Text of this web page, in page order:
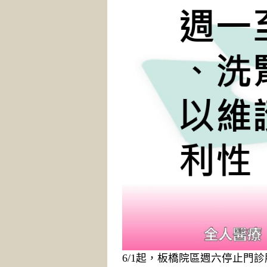
6/1起，板橋院區週六停止門